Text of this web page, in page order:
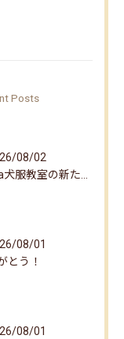
Posts
08/02
Anela犬服教室の新たな企画✨
08/01
とう！
08/01